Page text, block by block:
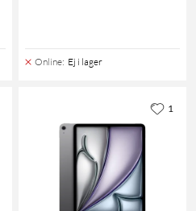
Online: Ej i lager
1